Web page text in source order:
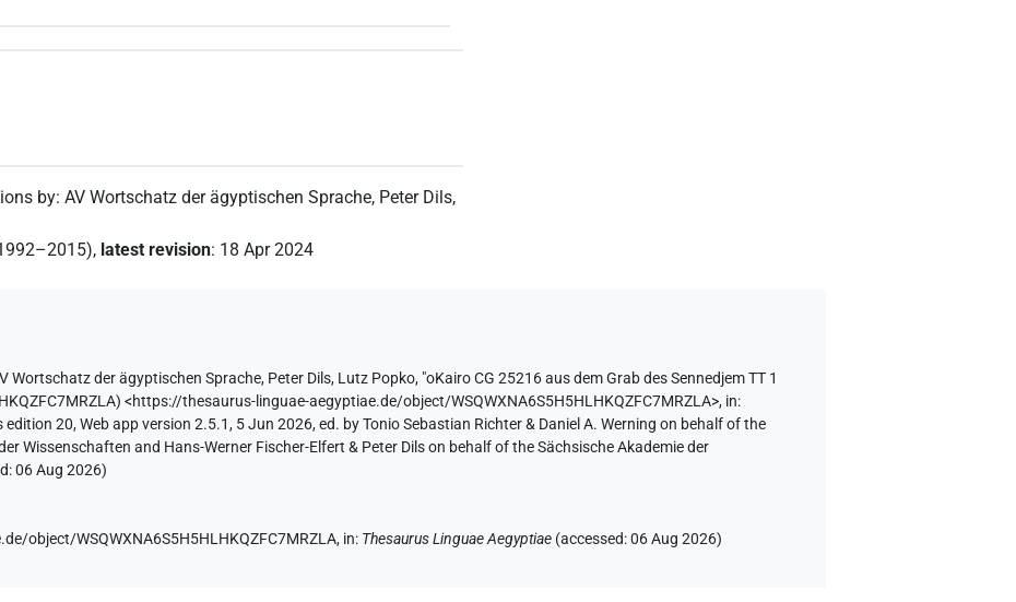
by:AV Wortschatz der ägyptischen Sprache, Peter Dils,
, latest revision: 18 Apr 2024
Wortschatz der ägyptischen Sprache, Peter Dils, Lutz Popko, "oKairo CG 25216 aus dem Grab des Sennedjem TT 1
)<https://thesaurus-linguae-aegyptiae.de/object/WSQWXNA6S5H5HLHKQZFC7MRZLA>, in:
edition 20, Web app version 2.5.1, 5 Jun 2026, ed. by Tonio Sebastian Richter & Daniel A. Werning on behalf of the
Wissenschaften and Hans-Werner Fischer-Elfert & Peter Dils on behalf of the Sächsische Akademie der
06 Aug 2026)
object/WSQWXNA6S5H5HLHKQZFC7MRZLA, in: Thesaurus Linguae Aegyptiae (accessed:06 Aug 2026)